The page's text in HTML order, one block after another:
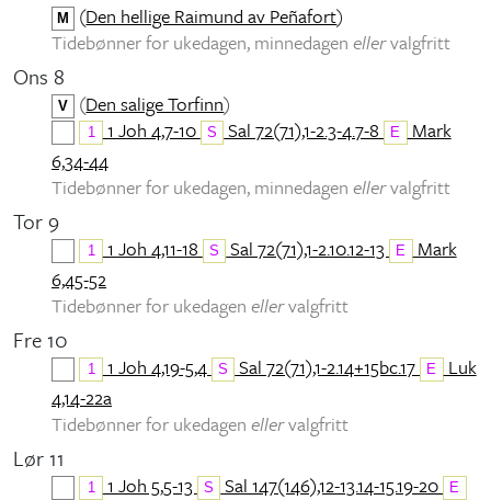
M (Den hellige Raimund av Peñafort)
Tidebønner for ukedagen, minnedagen ellervalgfritt
Ons 8
V (Den salige Torfinn)
1 1 Joh 4,7-10 S Sal 72(71),1-2.3-4.7-8 E Mark
6,34-44
Tidebønner for ukedagen, minnedagen ellervalgfritt
Tor 9
1 1 Joh 4,11-18 S Sal 72(71),1-2.10.12-13 E Mark
6,45-52
Tidebønner for ukedagen ellervalgfritt
Fre 10
1 1 Joh 4,19-5,4 S Sal 72(71),1-2.14+15bc.17 E Luk
4,14-22a
Tidebønner for ukedagen ellervalgfritt
Lør 11
1 1 Joh 5,5-13 S Sal 147(146),12-13.14-15.19-20 E